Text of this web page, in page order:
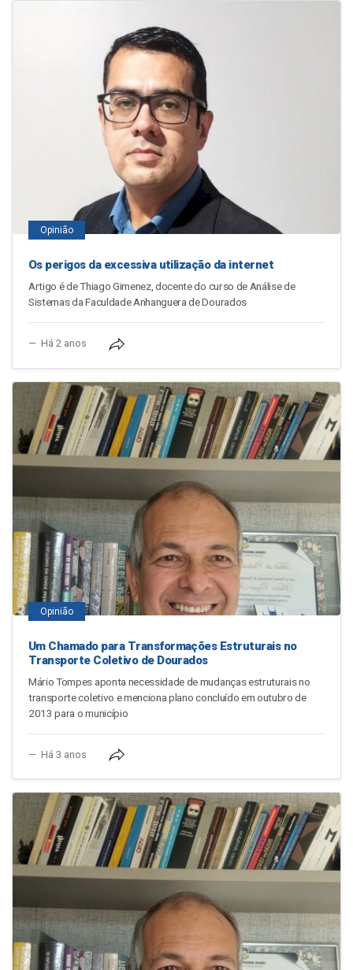
Opinião
Os perigos da excessiva utilização da internet
Artigo é de Thiago Gimenez, docente do curso de Análise de
Sistemas da Faculdade Anhanguera de Dourados
Há 2 anos
Opinião
Um Chamado para Transformações Estruturais no
Transporte Coletivo de Dourados
Mário Tompes aponta necessidade de mudanças estruturais no
transporte coletivo e menciona plano concluído em outubro de
2013 para o município
Há 3 anos